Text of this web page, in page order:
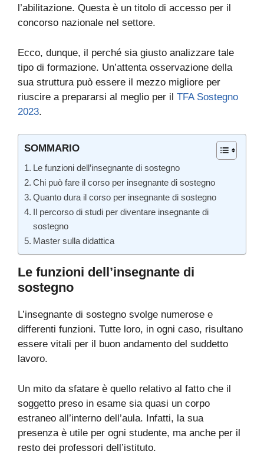
l’abilitazione. Questa è un titolo di accesso per il
concorso nazionale nel settore.
Ecco, dunque, il perché sia giusto analizzare tale
tipo di formazione. Un’attenta osservazione della
sua struttura può essere il mezzo migliore per
riuscire a prepararsi al meglio per il TFA Sostegno
2023.
SOMMARIO
Le funzioni dell’insegnante di sostegno
Chi può fare il corso per insegnante di sostegno
Quanto dura il corso per insegnante di sostegno
Il percorso di studi per diventare insegnante di
sostegno
Master sulla didattica
Le funzioni dell’insegnante di
sostegno
L’insegnante di sostegno svolge numerose e
differenti funzioni. Tutte loro, in ogni caso, risultano
essere vitali per il buon andamento del suddetto
lavoro.
Un mito da sfatare è quello relativo al fatto che il
soggetto preso in esame sia quasi un corpo
estraneo all’interno dell’aula. Infatti, la sua
presenza è utile per ogni studente, ma anche per il
resto dei professori dell’istituto.